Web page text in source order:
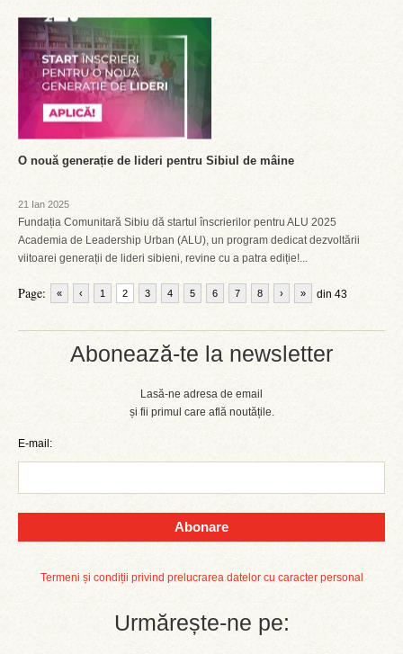
Abonează-te la newsletter
Lasă-ne adresa de email
și fii primul care află noutățile.
E-mail:
Abonare
Termeni și condiții privind prelucrarea datelor cu caracter personal
Urmărește-ne pe:
O nouă generație de lideri pentru Sibiul de mâine
21 Ian 2025
Fundația Comunitară Sibiu dă startul înscrierilor pentru ALU 2025
Academia de Leadership Urban (ALU), un program dedicat dezvoltării
viitoarei generații de lideri sibieni, revine cu a patra ediție!...
Page: « ‹ 1 2 3 4 5 6 7 8 din 43
› »